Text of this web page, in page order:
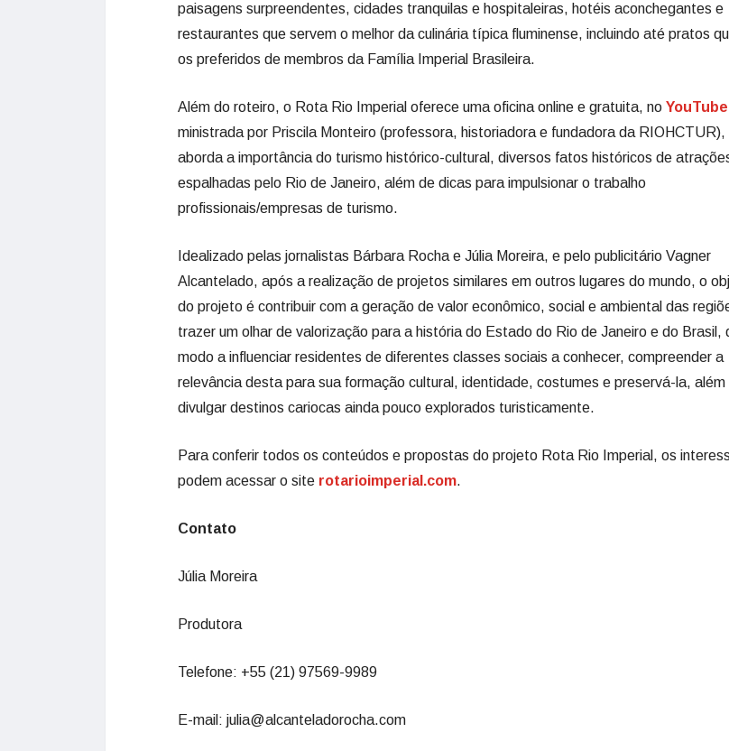
paisagens surpreendentes, cidades tranquilas e hospitaleiras, hotéis aconchegantes e
restaurantes que servem o melhor da culinária típica fluminense, incluindo até pratos
os preferidos de membros da Família Imperial Brasileira.
Além do roteiro, o Rota Rio Imperial oferece uma oficina online e gratuita, no YouTube
ministrada por Priscila Monteiro (professora, historiadora e fundadora da RIOHCTUR),
aborda a importância do turismo histórico-cultural, diversos fatos históricos de
espalhadas pelo Rio de Janeiro, além de dicas para impulsionar o trabalho
profissionais/empresas de turismo.
Idealizado pelas jornalistas Bárbara Rocha e Júlia Moreira, e pelo publicitário Vagner
Alcantelado, após a realização de projetos similares em outros lugares do mundo, o
do projeto é contribuir com a geração de valor econômico, social e ambiental das
trazer um olhar de valorização para a história do Estado do Rio de Janeiro e do Brasil,
modo a influenciar residentes de diferentes classes sociais a conhecer, compreender a
relevância desta para sua formação cultural, identidade, costumes e preservá-la, além
divulgar destinos cariocas ainda pouco explorados turisticamente.
Para conferir todos os conteúdos e propostas do projeto Rota Rio Imperial, os
podem acessar o site rotarioimperial.com.
Contato
Júlia Moreira
Produtora
Telefone: +55 (21) 97569-9989
E-mail: julia@alcanteladorocha.com